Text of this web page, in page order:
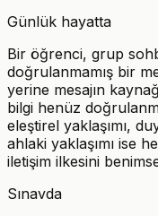
Günlük hayatta
Bir öğrenci, grup
doğrulanmamış bir
yerine mesajın
bilgi henüz
eleştirel yaklaşımı,
ahlaki yaklaşımı ise
iletişim ilkesini
Sınavda